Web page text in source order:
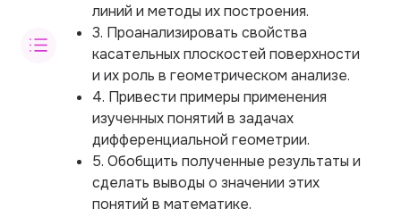
линий и методы их построения.
3. Проанализировать свойства
касательных плоскостей поверхности
и их роль в геометрическом анализе.
4. Привести примеры применения
изученных понятий в задачах
дифференциальной геометрии.
5. Обобщить полученные результаты и
сделать выводы о значении этих
понятий в математике.